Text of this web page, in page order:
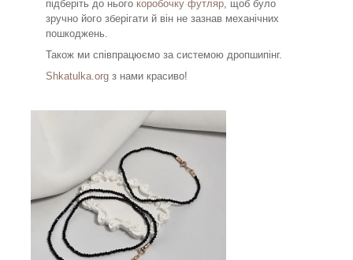
підберіть до нього коробочку футляр, щоб було
зручно його зберігати й він не зазнав механічних
пошкоджень.
Також ми співпрацюємо за системою дропшипінг.
Shkatulka.org з нами красиво!